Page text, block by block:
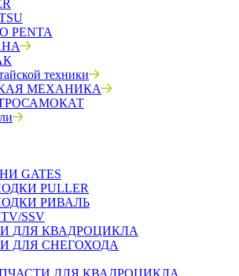
PENTA
техники
МЕХАНИКА
GATES
PULLER
РИВАЛЬ
SSV
ДЛЯ КВАДРОЦИКЛА
ДЛЯ СНЕГОХОДА
ДЛЯ КВАДРОЦИКЛА